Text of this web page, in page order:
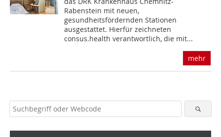
Rabenstein mit neuen,
gesundheitsfördernden Stationen
ausgestattet. Hierfür zeichneten
consus.health verantwortlich, die mit...
mehr